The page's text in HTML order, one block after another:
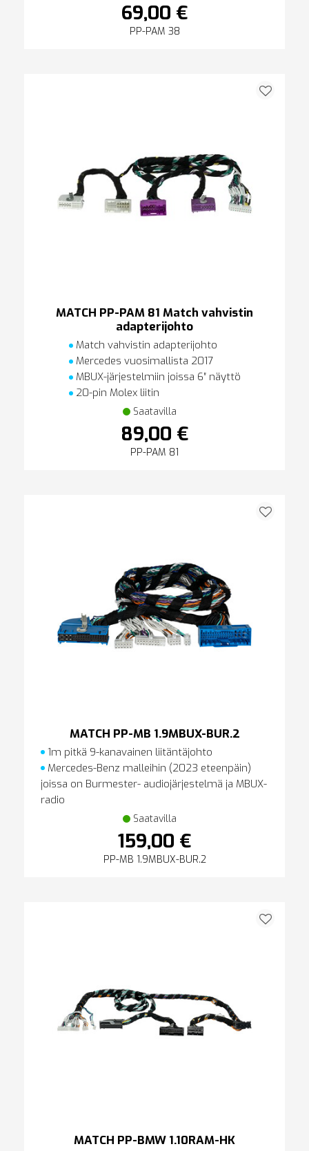
69,00 €
PP-PAM 38
MATCH PP-PAM 81 Match vahvistin
adapterijohto
Match vahvistin adapterijohto
Mercedes vuosimallista 2017
MBUX-järjestelmiin joissa 6″ näyttö
20-pin Molex liitin
Saatavilla
89,00 €
PP-PAM 81
MATCH PP-MB 1.9MBUX-BUR.2
1m pitkä 9-kanavainen liitäntäjohto
Mercedes-Benz malleihin (2023 eteenpäin)
joissa on Burmester- audiojärjestelmä ja MBUX-
radio
Saatavilla
159,00 €
PP-MB 1.9MBUX-BUR.2
MATCH PP-BMW 1.10RAM-HK